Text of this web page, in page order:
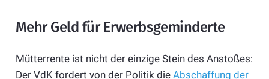
Mehr Geld für Erwerbsgeminderte
Mütterrente ist nicht der einzige Stein des Anstoßes:
Der VdK fordert von der Politik die Abschaffung der